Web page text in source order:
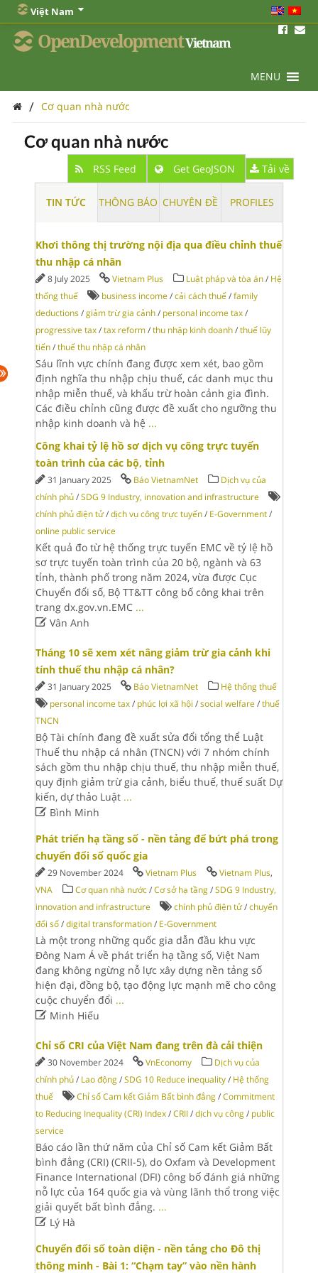
Việt Nam
OpenDevelopmentVietnam
MENU
/ Cơ quan nhà nước
Cơ quan nhà nước
RSS Feed Get GeoJSON Tải về
TIN TỨC THÔNG BÁO CHUYÊN ĐỀ PROFILES
Khơi thông thị trường nội địa qua điều chỉnh thuế
thu nhập cá nhân
8 July 2025 Vietnam Plus Luật pháp và tòa án / Hệ
thống thuế
business income /cải cách thuế /family
deductions /giảm trừ gia cảnh / personal income tax /
progressive tax /tax reform /thu nhập kinh doanh /thuế lũy
tiến /thuế thu nhập cá nhân
Sáu lĩnh vực chính đang được xem xét, bao gồm
định nghĩa thu nhập chịu thuế, các danh mục thu
nhập miễn thuế, và khấu trừ hoàn cảnh gia đình.
Các điều chỉnh cũng được đề xuất cho ngưỡng thu
nhập kinh doanh và hệ ...
Công khai tỷ lệ hồ sơ dịch vụ công trực tuyến
toàn trình của các bộ, tỉnh
31 January 2025 Báo VietnamNet
Dịch vụ của
chính phủ /SDG 9 Industry, innovation and infrastructure
chính phủ điện tử /dịch vụ công trực tuyến / E-Government /
online public service
Kết quả đo từ hệ thống trực tuyến EMC về tỷ lệ hồ
sơ trực tuyến toàn trình của 20 bộ, ngành và 63
tỉnh, thành phố trong năm 2024, vừa được Cục
Chuyển đổi số, Bộ TT&TT công bố công khai trên
trang dx.gov.vn.EMC ...
Vân Anh
Tháng 10 sẽ xem xét nâng giảm trừ gia cảnh khi
tính thuế thu nhập cá nhân?
31 January 2025 Báo VietnamNet
Hệ thống thuế
personal income tax / phúc lợi xã hội /social welfare /thuế
TNCN
Bộ Tài chính đang đề xuất sửa đổi tổng thể Luật
Thuế thu nhập cá nhân (TNCN) với 7 nhóm chính
sách gồm thu nhập chịu thuế, thu nhập miễn thuế,
quy định giảm trừ gia cảnh, biểu thuế, thuế suất Dự
kiến, dự thảo Luật ...
Bình Minh
Phát triển hạ tầng số - nền tảng để bứt phá trong
chuyển đổi số quốc gia
29 November 2024 Vietnam Plus Vietnam Plus,
VNA
Cơ quan nhà nước /Cơ sở hạ tầng /SDG 9 Industry,
innovation and infrastructure
chính phủ điện tử /chuyển
đổi số /digital transformation / E-Government
Là một trong những quốc gia dẫn đầu khu vực
Đông Nam Á về phát triển hạ tầng số, Việt Nam
đang không ngừng nỗ lực xây dựng nền tảng số
hiện đại, đồng bộ, tạo động lực mạnh mẽ cho công
cuộc chuyển đổi ...
Minh Hiếu
Chỉ số CRI của Việt Nam đang trên đà cải thiện
30 November 2024 VnEconomy
Dịch vụ của
chính phủ / Lao động /SDG 10 Reduce inequality / Hệ thống
thuế
Chỉ số Cam kết Giảm Bất bình đẳng /Commitment
to Reducing Inequality (CRI) Index /CRII /dịch vụ công / public
service
Báo cáo lần thứ năm của Chỉ số Cam kết Giảm Bất
bình đẳng (CRI) (CRII-5), do Oxfam và Development
Finance International (DFI) công bố đánh giá những
nỗ lực của 164 quốc gia và vùng lãnh thổ trong việc
giải quyết bất bình đẳng. ...
Lý Hà
Chuyển đổi số toàn diện - nền tảng cho Đô thị
thông minh - Bài 1: “Chạm tay” vào nền hành